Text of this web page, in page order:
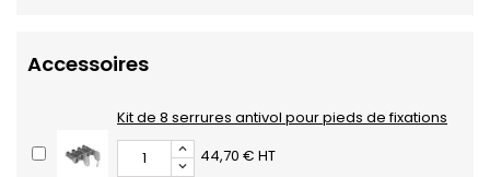
Accessoires
Kit de 8 serrures antivol pour pieds de fixations
44,70 € HT